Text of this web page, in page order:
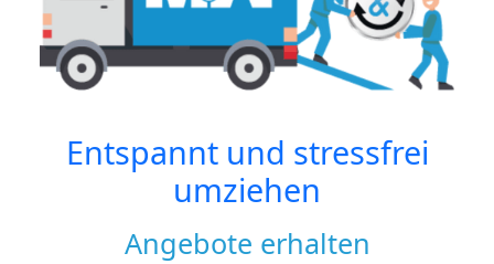
Entspannt und stressfrei
umziehen
Angebote erhalten